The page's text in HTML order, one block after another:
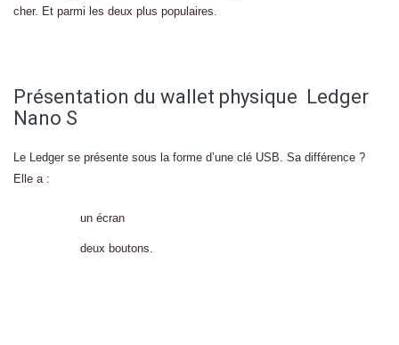
cher. Et parmi les deux plus populaires.
Présentation du wallet physique Ledger
Nano S
Le Ledger se présente sous la forme d’une clé USB. Sa différence ?
Elle a :
un écran
deux boutons.